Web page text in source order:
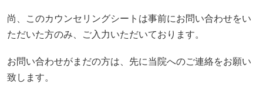
尚、このカウンセリングシートは事前にお問い合わせをい
ただいた方のみ、ご入力いただいております。
お問い合わせがまだの方は、先に当院へのご連絡をお願い
致します。